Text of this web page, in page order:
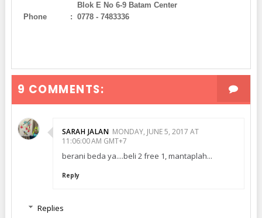
Blok E No 6-9 Batam Center
Phone : 0778 - 7483336
9 COMMENTS:
SARAH JALAN MONDAY, JUNE 5, 2017 AT
11:06:00 AM GMT+7
berani beda ya....beli 2 free 1, mantaplah...
Reply
Replies